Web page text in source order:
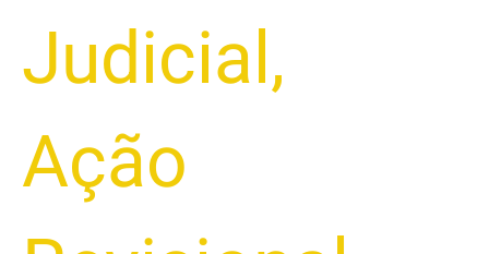
Judicial ,
Ação